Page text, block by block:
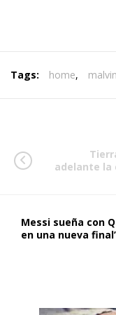
Tags: home,
adelante la
Messi sueña con
en una nueva